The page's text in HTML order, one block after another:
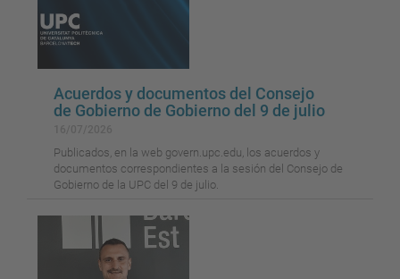
Acuerdos y documentos del Consejo
de Gobierno de Gobierno del 9 de julio
Publicados, en la web govern.upc.edu, los acuerdos y
documentos correspondientes a la sesión del Consejo de
Gobierno de la UPC del 9 de julio.